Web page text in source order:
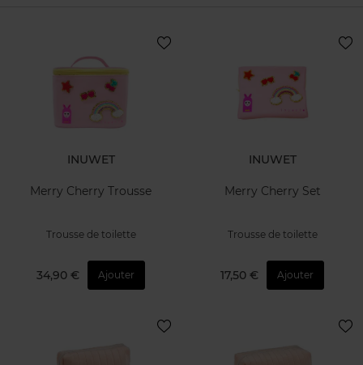
INUWET
Merry Cherry Trousse
Trousse de toilette
34,90 € Ajouter
INUWET
Merry Cherry Set
Trousse de toilette
17,50 € Ajouter